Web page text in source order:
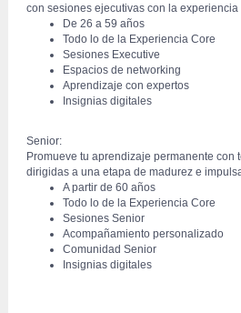
con sesiones ejecutivas con la experiencia
De 26 a 59 años
Todo lo de la Experiencia Core
Sesiones Executive
Espacios de networking
Aprendizaje con expertos
Insignias digitales
Senior:
Promueve tu aprendizaje permanente con
dirigidas a una etapa de madurez e
A partir de 60 años
Todo lo de la Experiencia Core
Sesiones Senior
Acompañamiento personalizado
Comunidad Senior
Insignias digitales